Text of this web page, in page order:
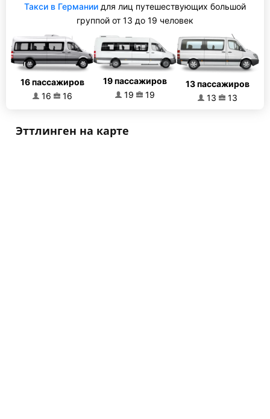
Такси в Германии для лиц путешествующих большой
группой от 13 до 19 человек
16 пассажиров
16
16
19 пассажиров
19
19
13 пассажиров
13
13
Эттлинген на карте